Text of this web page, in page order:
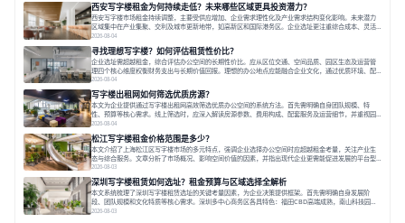
力转变。在为企业寻找办公空间的过程中，
西安写字楼租金为何持续走低？未来哪些区域更具投资潜力？
西安写字楼市场租金持续调整，主要受供应增加、企业需求理性化及产业需求结构变化影响。未来潜力
区域集中在产业集聚、交利及城市更新地带，如高新区和国际港务区。企业选址更注重综合成本、灵活
性与员工体验，倾向于提供全包式服务的办公空间。专业运营方通过空间优化与社群服务，助力企业成
长，推动市场向多元化、高性价比方向发展。近年来，西安写字楼市场呈现出租金持续调整的态势，这
一现象引发了的广泛关注。作为西部重要
2026-08-04
寻找理想写字楼？如何评估租赁性价比？
企业选址需超越租金，综合评估办公空间的长期性价比。应从区位交通、空间品质、园区生态及运营管
理四个核心维度权衡财务支出与长期价值回报。理想的办公地点应能融合企业文化，通过优质环境、配
套服务及社群资源赋能业务增长，实现成本与价值的平衡。对于许多正在成长或寻求稳定发展的企业而
言，寻找一处合适的办公空间是一项至关重要的决策。这不仅关系到团队的日常工作效率与协作氛围，
更直接影响着企业的品牌形象、运营成本
2026-08-04
写字楼出租网如何筛选优质房源？
本文为企业提供通过写字楼出租网高效筛选优质办公空间的系统方法。首先需明确自身团队规模、特
性、预算等核心需求。线上筛选时，应深入解读房源参数、费用构成、配套服务及运营细节，并重视园
区产业生态与交通区位价值。同时，需考察运营方的品牌背景与持续服务能力。完成线上初选后，必须
进行线下实地验证，核对空间实景、测试设施、感受园区氛围并确认合同条款，从而做出精确决策。在
数字化时代，写字楼出租网已成为企业寻找
2026-08-04
松江写字楼租金价格范围是多少？
本文介绍了上海松江区写字楼市场的多元特点，强调企业选择办公空间时应超越租金考量，关注产业生
态与综合服务。文章分析了市场概况、影响空间价值的因素，并指出现代企业更需能促进发展的平台型
空间。之后，以德必集团为例，说明运营方如何通过构建服务生态助力企业成长，建议企业系统评估需
求与长期价值，选择匹配的发展载体。对于许多寻求在上海松江区设立或扩展办公空间的企业而言，了
解该区域的写字楼市场概况是决策的首先
2026-08-03
深圳写字楼租赁如何选址？租金预算与区域选择全解析
本文系统梳理了深圳写字楼租赁选址的关键考量因素，为企业决策提供框架。首先需明确自身发展阶
段、团队规模和文化特质等核心需求。深圳多中心商务区各具特色：福田CBD高端成熟，南山科技园创
新活力强，前海具政策优势。除传统写字楼外，创意产业园注重生态与社群，适合文创、科技类企业。
2026-08-03